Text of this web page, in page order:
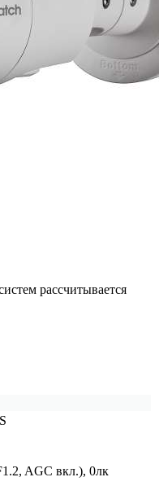
рассчитывается
.2, AGC вкл.), 0лк